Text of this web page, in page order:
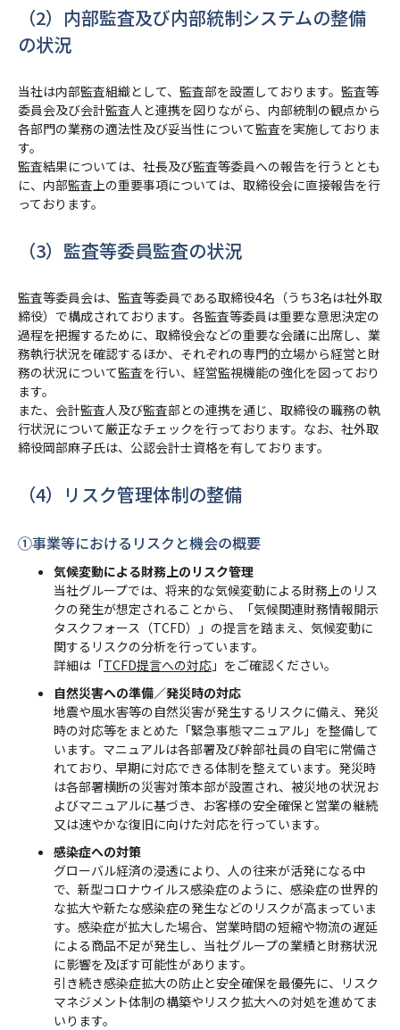
（2）内部監査及び内部統制システムの整備
の状況
当社は内部監査組織として、監査部を設置しております。監査等
委員会及び会計監査人と連携を図りながら、内部統制の観点から
各部門の業務の適法性及び妥当性について監査を実施しておりま
す。
監査結果については、社長及び監査等委員への報告を行うととも
に、内部監査上の重要事項については、取締役会に直接報告を行
っております。
（3）監査等委員監査の状況
監査等委員会は、監査等委員である取締役4名（うち3名は社外取
締役）で構成されております。各監査等委員は重要な意思決定の
過程を把握するために、取締役会などの重要な会議に出席し、業
務執行状況を確認するほか、それぞれの専門的立場から経営と財
務の状況について監査を行い、経営監視機能の強化を図っており
ます。
また、会計監査人及び監査部との連携を通じ、取締役の職務の執
行状況について厳正なチェックを行っております。なお、社外取
締役岡部麻子氏は、公認会計士資格を有しております。
（4）リスク管理体制の整備
➀事業等におけるリスクと機会の概要
気候変動による財務上のリスク管理
当社グループでは、将来的な気候変動による財務上のリス
クの発生が想定されることから、「気候関連財務情報開示
タスクフォース（TCFD）」の提言を踏まえ、気候変動に
関するリスクの分析を行っています。
詳細は「TCFD提言への対応 」をご確認ください。
自然災害への準備／発災時の対応
地震や風水害等の自然災害が発生するリスクに備え、発災
時の対応等をまとめた「緊急事態マニュアル」を整備して
います。マニュアルは各部署及び幹部社員の自宅に常備さ
れており、早期に対応できる体制を整えています。発災時
は各部署横断の災害対策本部が設置され、被災地の状況お
よびマニュアルに基づき、お客様の安全確保と営業の継続
又は速やかな復旧に向けた対応を行っています。
感染症への対策
グローバル経済の浸透により、人の往来が活発になる中
で、新型コロナウイルス感染症のように、感染症の世界的
な拡大や新たな感染症の発生などのリスクが高まっていま
す。感染症が拡大した場合、営業時間の短縮や物流の遅延
による商品不足が発生し、当社グループの業績と財務状況
に影響を及ぼす可能性があります。
引き続き感染症拡大の防止と安全確保を最優先に、リスク
マネジメント体制の構築やリスク拡大への対処を進めてま
いります。